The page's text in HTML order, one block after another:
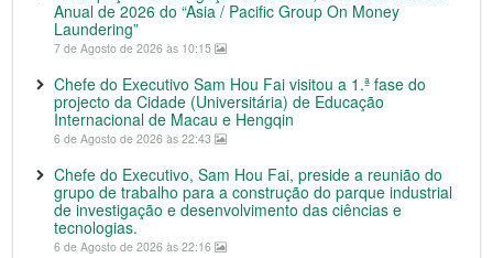
Anual de 2026 do “Asia / Pacific Group On Money
Laundering”
7 de Agosto de 2026 às 10:15
Chefe do Executivo Sam Hou Fai visitou a 1.ª fase do
projecto da Cidade (Universitária) de Educação
Internacional de Macau e Hengqin
6 de Agosto de 2026 às 22:43
Chefe do Executivo, Sam Hou Fai, preside a reunião do
grupo de trabalho para a construção do parque industrial
de investigação e desenvolvimento das ciências e
tecnologias.
6 de Agosto de 2026 às 22:16